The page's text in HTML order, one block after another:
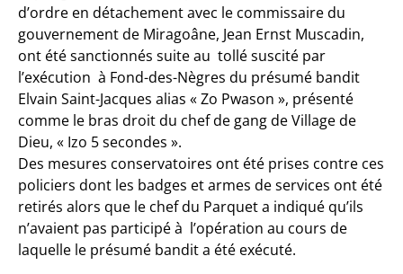
d’ordre en détachement avec le commissaire du
gouvernement de Miragoâne, Jean Ernst Muscadin,
ont été sanctionnés suite au tollé suscité par
l’exécution à Fond-des-Nègres du présumé bandit
Elvain Saint-Jacques alias « Zo Pwason », présenté
comme le bras droit du chef de gang de Village de
Dieu, « Izo 5 secondes ».
Des mesures conservatoires ont été prises contre ces
policiers dont les badges et armes de services ont été
retirés alors que le chef du Parquet a indiqué qu’ils
n’avaient pas participé à l’opération au cours de
laquelle le présumé bandit a été exécuté.